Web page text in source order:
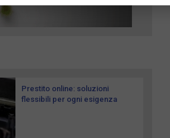
Prestito online: soluzioni
flessibili per ogni esigenza